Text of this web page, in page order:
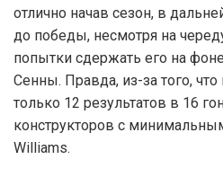
отлично начав сезон, в
до победы, несмотря на
попытки сдержать его на
Сенны. Правда, из-за того,
только 12 результатов в 16
конструкторов с
Williams.